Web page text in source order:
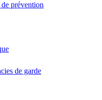
prévention
de garde